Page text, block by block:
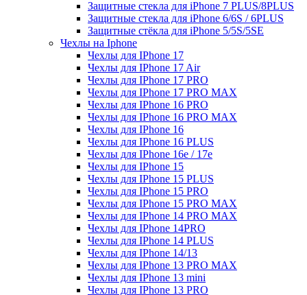
Защитные стекла для iPhone 7 PLUS/8PLUS
Защитные стекла для iPhone 6/6S / 6PLUS
Защитные стёкла для iPhone 5/5S/5SE
Чехлы на Iphone
Чехлы для IPhone 17
Чехлы для IPhone 17 Air
Чехлы для IPhone 17 PRO
Чехлы для IPhone 17 PRO MAX
Чехлы для IPhone 16 PRO
Чехлы для IPhone 16 PRO MAX
Чехлы для IPhone 16
Чехлы для IPhone 16 PLUS
Чехлы для IPhone 16e / 17e
Чехлы для IPhone 15
Чехлы для IPhone 15 PLUS
Чехлы для IPhone 15 PRO
Чехлы для IPhone 15 PRO MAX
Чехлы для IPhone 14 PRO MAX
Чехлы для IPhone 14PRO
Чехлы для IPhone 14 PLUS
Чехлы для IPhone 14/13
Чехлы для IPhone 13 PRO MAX
Чехлы для IPhone 13 mini
Чехлы для IPhone 13 PRO